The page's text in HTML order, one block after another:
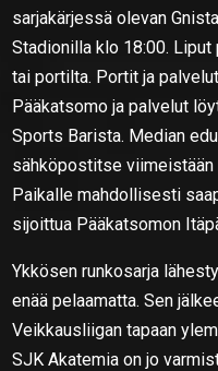
sarjakärjessä olevan
Stadionilla klo 18:00.
tai portilta. Portit ja
Pääkatsomo ja palvelut
Sports Barista. Median
sähköpostitse viimeistään
Paikalle mahdollisesti
sijoittua Pääkatsomon
Ykkösen runkosarja
enää pelaamatta. Sen
Veikkausliigan tapaan
SJK Akatemia on jo